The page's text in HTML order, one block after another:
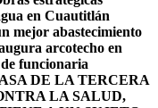
en Cuautitlán
mejor abastecimiento
arcotecho en
funcionaria
DE LA TERCERA
LA SALUD,